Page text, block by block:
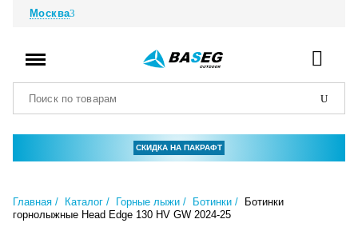
Москва
СКИДКА НА ПАКРАФТ
Главная Каталог Горные лыжи Ботинки
Ботинки
горнолыжные Head Edge 130 HV GW 2024-25